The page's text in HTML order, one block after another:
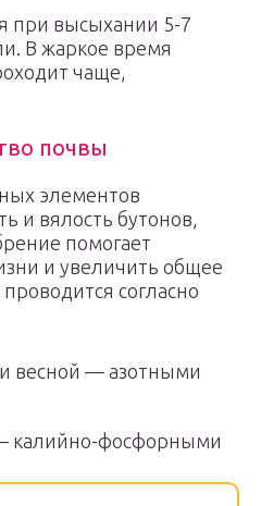
при высыхании 5-7
В жаркое время
чаще,
почвы
элементов
и вялость бутонов,
помогает
и увеличить общее
согласно
весной — азотными
калийно-фосфорными